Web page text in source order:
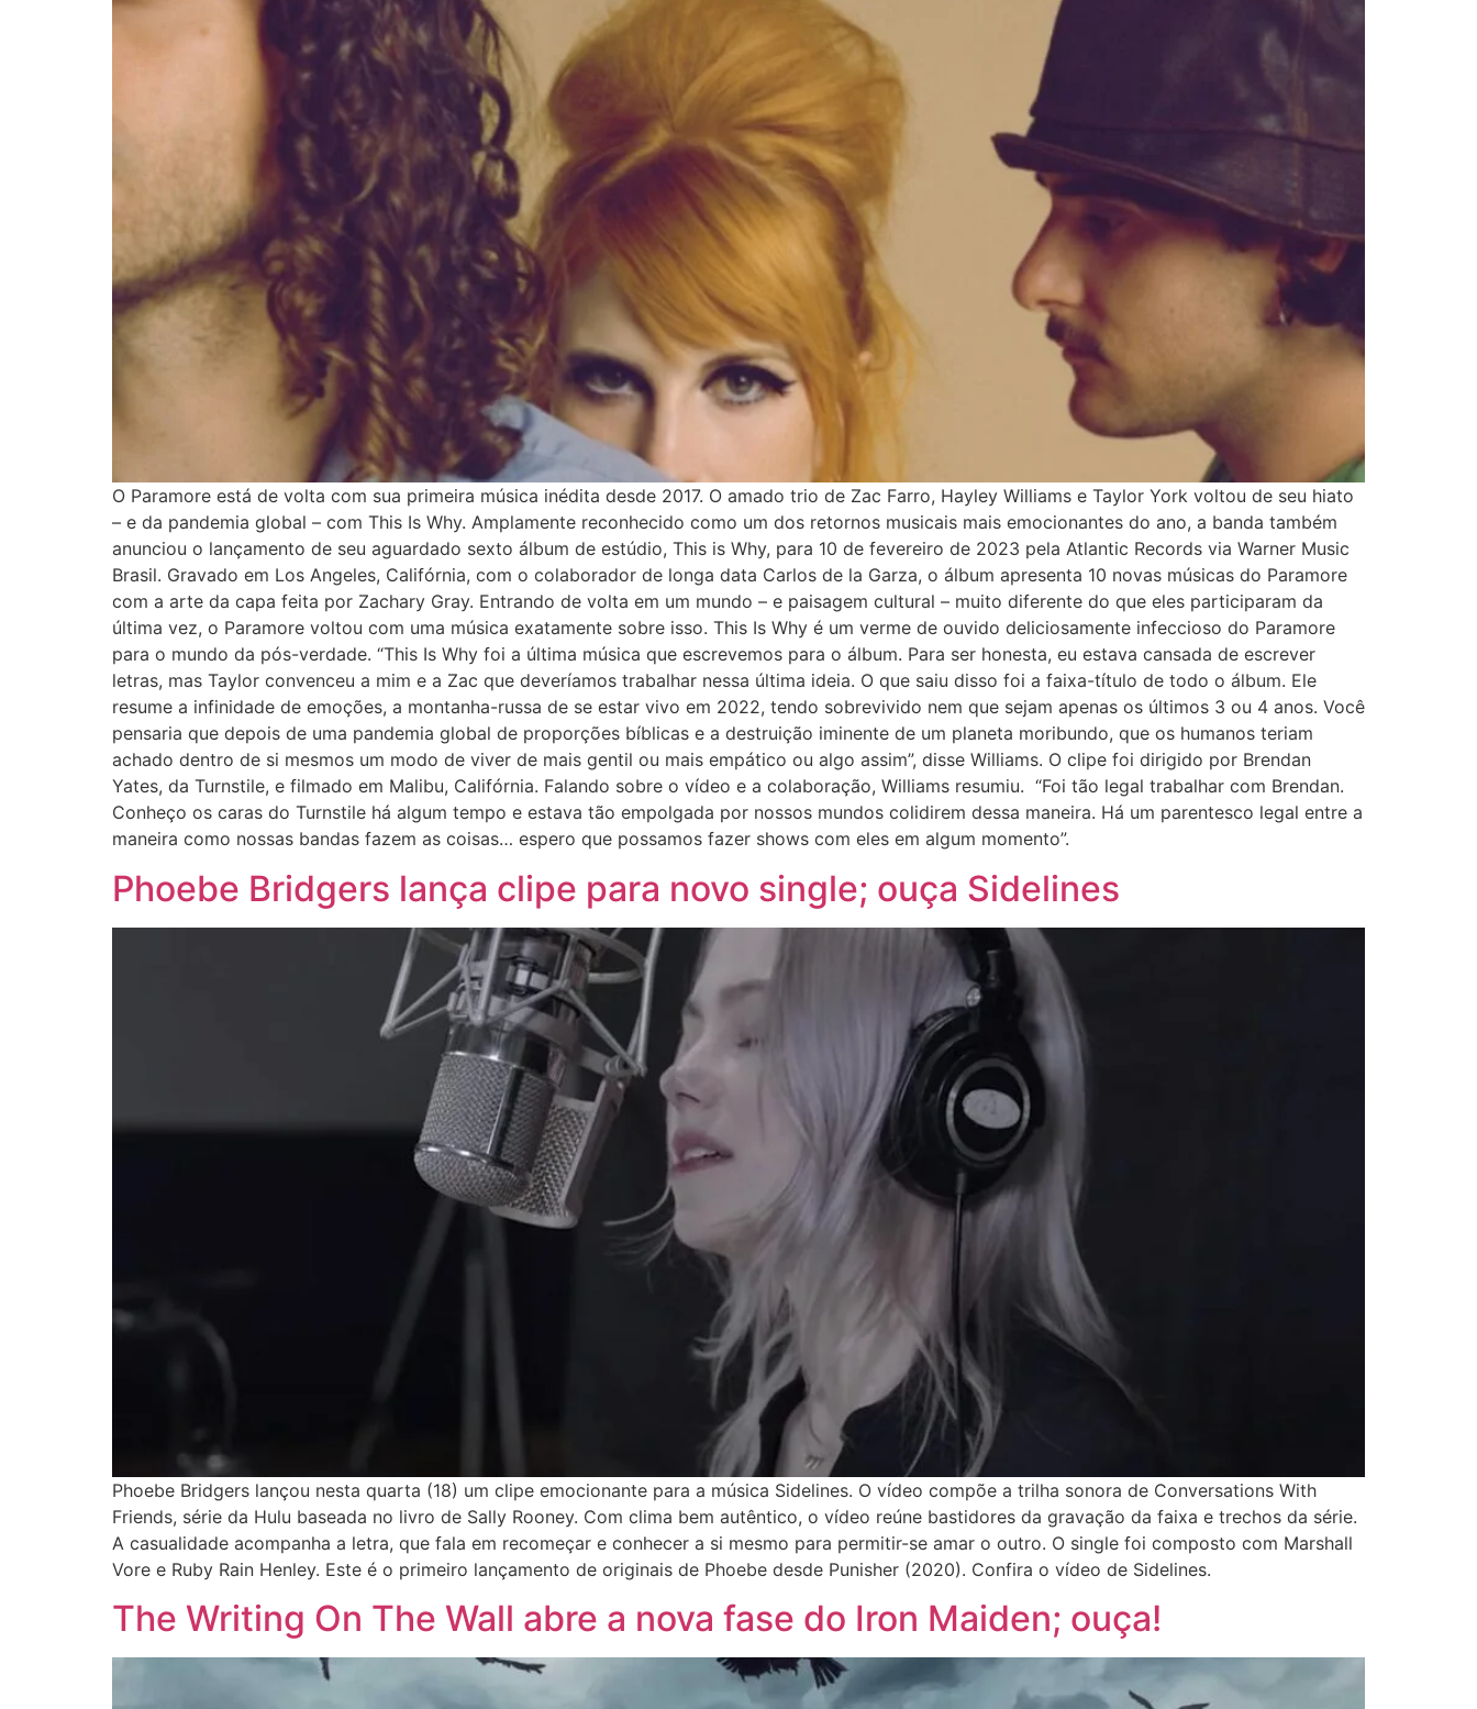
O Paramore está de volta com sua primeira música inédita desde 2017. O amado trio de Zac Farro, Hayley Williams e Taylor York voltou de seu hiato
– e da pandemia global – com This Is Why. Amplamente reconhecido como um dos retornos musicais mais emocionantes do ano, a banda também
anunciou o lançamento de seu aguardado sexto álbum de estúdio, This is Why, para 10 de fevereiro de 2023 pela Atlantic Records via Warner Music
Brasil. Gravado em Los Angeles, Califórnia, com o colaborador de longa data Carlos de la Garza, o álbum apresenta 10 novas músicas do Paramore
com a arte da capa feita por Zachary Gray. Entrando de volta em um mundo – e paisagem cultural – muito diferente do que eles participaram da
última vez, o Paramore voltou com uma música exatamente sobre isso. This Is Why é um verme de ouvido deliciosamente infeccioso do Paramore
para o mundo da pós-verdade. “This Is Why foi a última música que escrevemos para o álbum. Para ser honesta, eu estava cansada de escrever
letras, mas Taylor convenceu a mim e a Zac que deveríamos trabalhar nessa última ideia. O que saiu disso foi a faixa-título de todo o álbum. Ele
resume a infinidade de emoções, a montanha-russa de se estar vivo em 2022, tendo sobrevivido nem que sejam apenas os últimos 3 ou 4 anos. Você
pensaria que depois de uma pandemia global de proporções bíblicas e a destruição iminente de um planeta moribundo, que os humanos teriam
achado dentro de si mesmos um modo de viver de mais gentil ou mais empático ou algo assim”, disse Williams. O clipe foi dirigido por Brendan
Yates, da Turnstile, e filmado em Malibu, Califórnia. Falando sobre o vídeo e a colaboração, Williams resumiu. “Foi tão legal trabalhar com Brendan.
Conheço os caras do Turnstile há algum tempo e estava tão empolgada por nossos mundos colidirem dessa maneira. Há um parentesco legal entre a
maneira como nossas bandas fazem as coisas… espero que possamos fazer shows com eles em algum momento”.
Phoebe Bridgers lança clipe para novo single; ouça Sidelines
Phoebe Bridgers lançou nesta quarta (18) um clipe emocionante para a música Sidelines. O vídeo compõe a trilha sonora de Conversations With
Friends, série da Hulu baseada no livro de Sally Rooney. Com clima bem autêntico, o vídeo reúne bastidores da gravação da faixa e trechos da série.
A casualidade acompanha a letra, que fala em recomeçar e conhecer a si mesmo para permitir-se amar o outro. O single foi composto com Marshall
Vore e Ruby Rain Henley. Este é o primeiro lançamento de originais de Phoebe desde Punisher (2020). Confira o vídeo de Sidelines.
The Writing On The Wall abre a nova fase do Iron Maiden; ouça!